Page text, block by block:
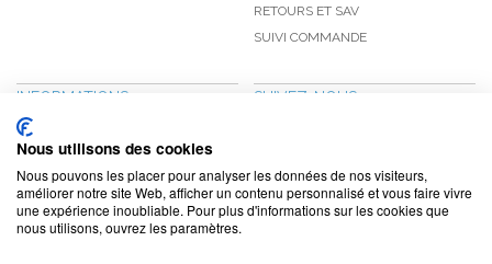
RETOURS ET SAV
SUIVI COMMANDE
INFORMATIONS
NOUVEAUTÉS
PROMOTIONS
CGV
CONFIDENTIALITÉ
MENTIONS LÉGALES
SUIVEZ-NOUS
NOTRE BLOG
Nous utilisons des cookies
Nous pouvons les placer pour analyser les données de nos visiteurs,
améliorer notre site Web, afficher un contenu personnalisé et vous faire vivre
une expérience inoubliable. Pour plus d'informations sur les cookies que
nous utilisons, ouvrez les paramètres.